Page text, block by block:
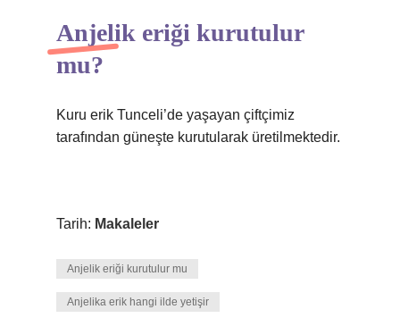
Anjelik eriği kurutulur
mu?
Kuru erik Tunceli’de yaşayan çiftçimiz
tarafından güneşte kurutularak üretilmektedir.
Tarih: Makaleler
Anjelik eriği kurutulur mu
Anjelika erik hangi ilde yetişir